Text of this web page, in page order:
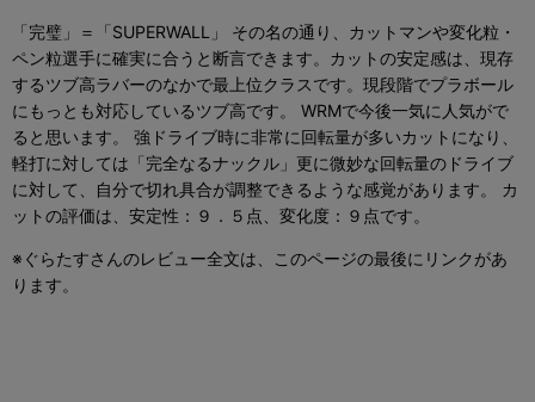
「完璧」＝「SUPERWALL」 その名の通り、カットマンや変化粒・
ペン粒選手に確実に合うと断言できます。カットの安定感は、現存
するツブ高ラバーのなかで最上位クラスです。現段階でプラボール
にもっとも対応しているツブ高です。 WRMで今後一気に人気がで
ると思います。 強ドライブ時に非常に回転量が多いカットになり、
軽打に対しては「完全なるナックル」更に微妙な回転量のドライブ
に対して、自分で切れ具合が調整できるような感覚があります。 カ
ットの評価は、安定性：９．５点、変化度：９点です。
※ぐらたすさんのレビュー全文は、このページの最後にリンクがあ
ります。